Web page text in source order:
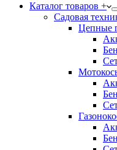
Каталог товаров +
Садовая
Цепные